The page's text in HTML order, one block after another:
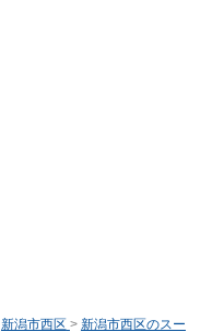
新潟市西区 > 新潟市西区のスー